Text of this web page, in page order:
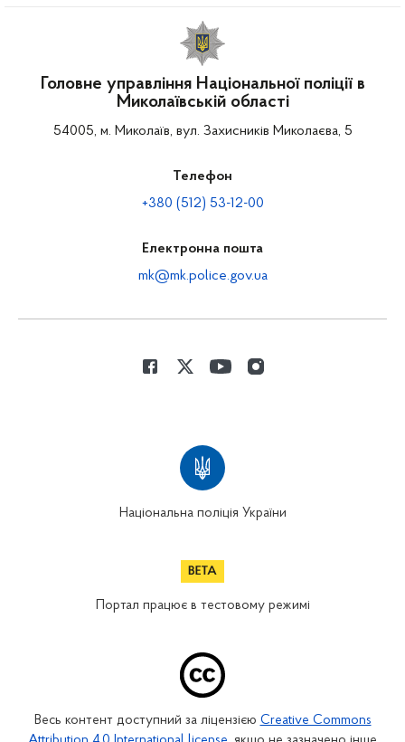
Головне управління Національної поліції в
Миколаївській області
54005, м. Миколаїв, вул. Захисників Миколаєва, 5
Телефон
+380 (512) 53-12-00
Електронна пошта
mk@mk.police.gov.ua
Національна поліція України
Портал працює в тестовому режимі
Весь контент доступний за ліцензією Creative Commons